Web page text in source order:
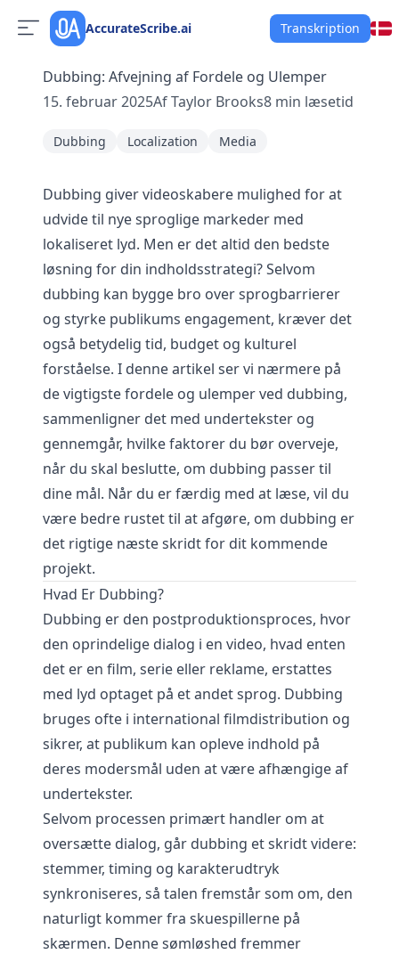
AccurateScribe.ai Transkription
Dubbing: Afvejning af Fordele og Ulemper
15. februar 2025AfTaylor Brooks8 min læsetid
Dubbing Localization Media
Dubbing giver videoskabere mulighed for at
udvide til nye sproglige markeder med
lokaliseret lyd. Men er det altid den bedste
løsning for din indholdsstrategi? Selvom
dubbing kan bygge bro over sprogbarrierer
og styrke publikums engagement, kræver det
også betydelig tid, budget og kulturel
forståelse. I denne artikel ser vi nærmere på
de vigtigste fordele og ulemper ved dubbing,
sammenligner det med undertekster og
gennemgår, hvilke faktorer du bør overveje,
når du skal beslutte, om dubbing passer til
dine mål. Når du er færdig med at læse, vil du
være bedre rustet til at afgøre, om dubbing er
det rigtige næste skridt for dit kommende
projekt.
Hvad Er Dubbing?
Dubbing er den postproduktionsproces, hvor
den oprindelige dialog i en video, hvad enten
det er en film, serie eller reklame, erstattes
med lyd optaget på et andet sprog. Dubbing
bruges ofte i international filmdistribution og
sikrer, at publikum kan opleve indhold på
deres modersmål uden at være afhængige af
undertekster.
Selvom processen primært handler om at
oversætte dialog, går dubbing et skridt videre:
stemmer, timing og karakterudtryk
synkroniseres, så talen fremstår som om, den
naturligt kommer fra skuespillerne på
skærmen. Denne sømløshed fremmer